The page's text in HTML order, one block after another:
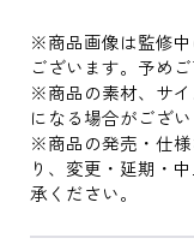
※商品画像は監修
ございます。予めご
※商品の素材、サ
になる場合がござい
※商品の発売・仕
り、変更・延期・
承ください。